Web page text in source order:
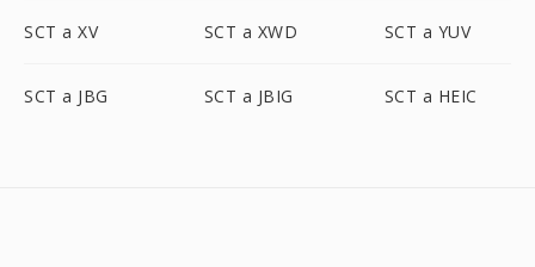
SCT a XV SCT a XWD SCT a YUV
SCT a JBG SCT a JBIG SCT a HEIC